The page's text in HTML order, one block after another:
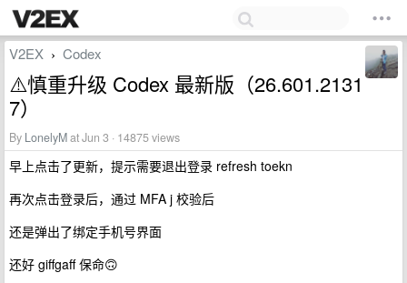
V2EX › Codex
⚠️慎重升级 Codex 最新版（26.601.2131
7）
By LonelyMat Jun 3 · 14875 views
早上点击了更新，提示需要退出登录 refresh toekn
再次点击登录后，通过 MFA j 校验后
还是弹出了绑定手机号界面
还好 giffgaff 保命🙃